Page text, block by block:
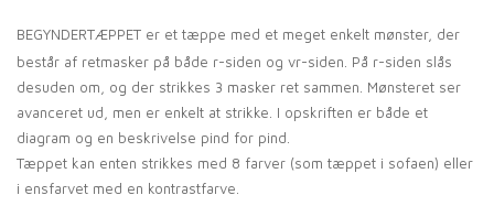
BEGYNDERTÆPPET er et tæppe med et meget enkelt mønster, der
består af retmasker på både r-siden og vr-siden. På r-siden slås
desuden om, og der strikkes 3 masker ret sammen. Mønsteret ser
avanceret ud, men er enkelt at strikke. I opskriften er både et
diagram og en beskrivelse pind for pind.
Tæppet kan enten strikkes med 8 farver (som tæppet i sofaen) eller
i ensfarvet med en kontrastfarve.